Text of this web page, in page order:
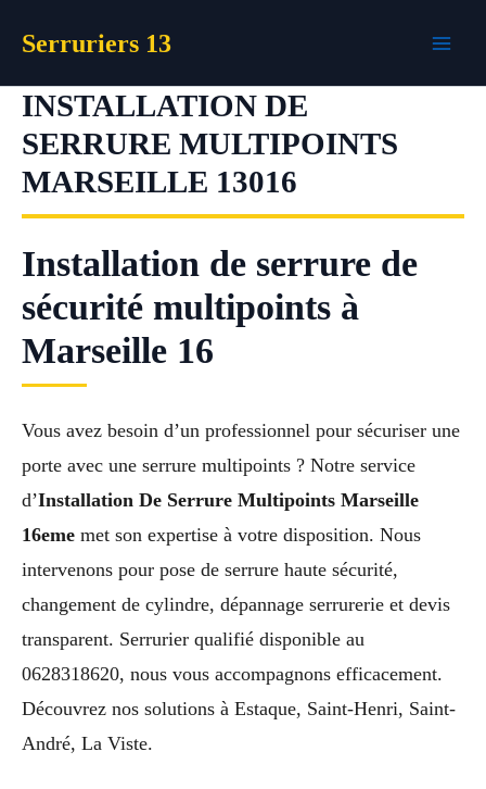
Serruriers 13
INSTALLATION DE
SERRURE MULTIPOINTS
MARSEILLE 13016
Installation de serrure de
sécurité multipoints à
Marseille 16
Vous avez besoin d’un professionnel pour sécuriser une
porte avec une serrure multipoints ? Notre service
d’Installation De Serrure Multipoints Marseille
16eme met son expertise à votre disposition. Nous
intervenons pour pose de serrure haute sécurité,
changement de cylindre, dépannage serrurerie et devis
transparent. Serrurier qualifié disponible au
0628318620, nous vous accompagnons efficacement.
Découvrez nos solutions à Estaque, Saint-Henri, Saint-
André, La Viste.